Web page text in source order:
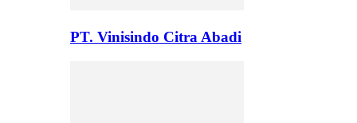
PT. Vinisindo Citra Abadi